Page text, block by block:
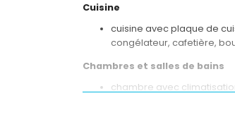
Cuisine
cuisine avec plaque de
congélateur, cafetière,
Chambres et salles de bains
chambre avec